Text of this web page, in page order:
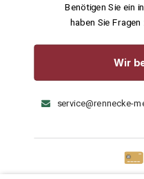
Benötigen Sie ein
haben Sie
Wir
service@rennecke-